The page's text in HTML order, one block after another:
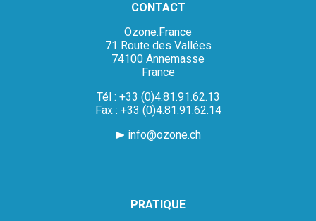
CONTACT
Ozone.France
71 Route des Vallées
74100 Annemasse
France
Tél : +33 (0)4.81.91.62.13
Fax : +33 (0)4.81.91.62.14
info@ozone.ch
PRATIQUE